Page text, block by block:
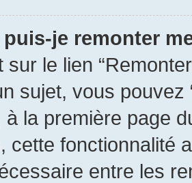
je remonter
sur le lien
sujet, vous pouvez
à la première page
cette fonctionnalité
entre les